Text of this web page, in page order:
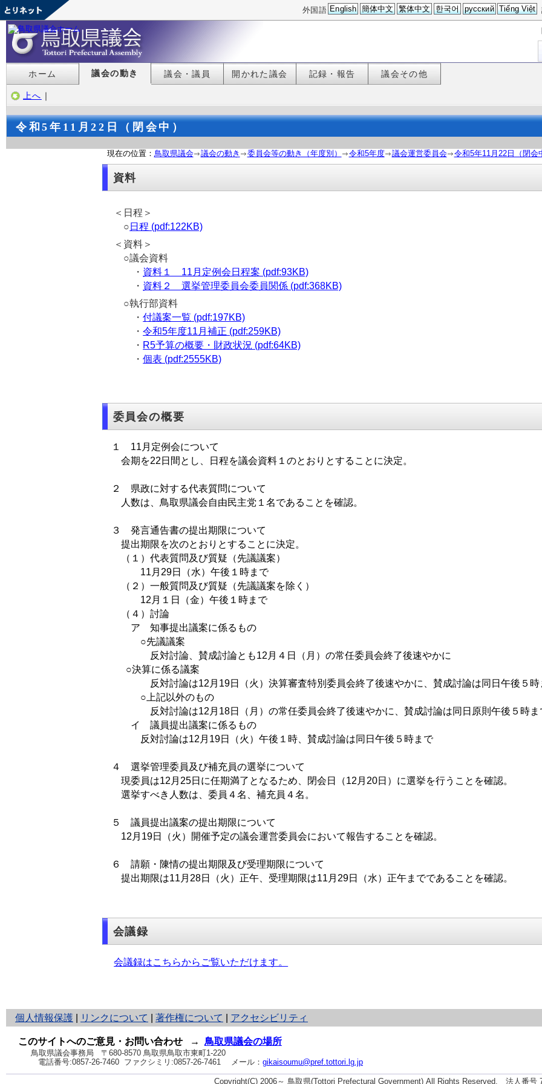
外国語 English 簡体中文 繁体中文 한국어 русский Tiếng Việt
ホーム 議会の動き 議会・議員 開かれた議会 記録・報告 議会その他
上へ ｜
令和5年11月22日（閉会中）
現在の位置： 鳥取県議会 議会の動き 委員会等の動き（年度別） 令和5年度 議会運営委員会 令和5年11月22日（閉会
資料
＜日程＞
○ 日程 (pdf:122KB)
＜資料＞
○議会資料
・ 資料１ 11月定例会日程案 (pdf:93KB)
・ 資料２ 選挙管理委員会委員関係 (pdf:368KB)
○執行部資料
・付議案一覧 (pdf:197KB)
・令和5年度11月補正 (pdf:259KB)
・ R5予算の概要・財政状況 (pdf:64KB)
・個表 (pdf:2555KB)
委員会の概要
１ 11月定例会について
会期を22日間とし、日程を議会資料１のとおりとすることに決定。
２ 県政に対する代表質問について
人数は、鳥取県議会自由民主党１名であることを確認。
３ 発言通告書の提出期限について
提出期限を次のとおりとすることに決定。
（１）代表質問及び質疑（先議議案）
11月29日（水）午後１時まで
（２）一般質問及び質疑（先議議案を除く）
12月１日（金）午後１時まで
（４）討論
ア 知事提出議案に係るもの
○先議議案
反対討論、賛成討論とも12月４日（月）の常任委員会終了後速やかに
○決算に係る議案
反対討論は12月19日（火）決算審査特別委員会終了後速やかに、賛成討論は同日午後５時
○上記以外のもの
反対討論は12月18日（月）の常任委員会終了後速やかに、賛成討論は同日原則午後５時ま
イ 議員提出議案に係るもの
反対討論は12月19日（火）午後１時、賛成討論は同日午後５時まで
４ 選挙管理委員及び補充員の選挙について
現委員は12月25日に任期満了となるため、閉会日（12月20日）に選挙を行うことを確認。
選挙すべき人数は、委員４名、補充員４名。
５ 議員提出議案の提出期限について
12月19日（火）開催予定の議会運営委員会において報告することを確認。
６ 請願・陳情の提出期限及び受理期限について
提出期限は11月28日（火）正午、受理期限は11月29日（水）正午までであることを確認。
会議録
会議録はこちらからご覧いただけます。
個人情報保護
と
り
ネ
ッ
ト
へ
リンクについて 著作権について アクセシビリティ
このサイトへのご意見・お問い合わせ → 鳥取県議会の場所
鳥取県議会事務局
〒680-8570 鳥取県鳥取市東町1-220
電話番号:0857-26-7460 ファクシミリ:0857-26-7461 メール： gikaisoumu@pref.tottori.lg.jp
Copyright(C) 2006～ 鳥取県(Tottori Prefectural Government) All Rights Reserved. 法人番号